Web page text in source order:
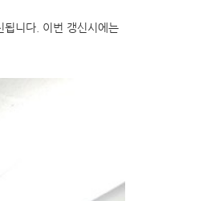
됩니다. 이번 갱신시에는